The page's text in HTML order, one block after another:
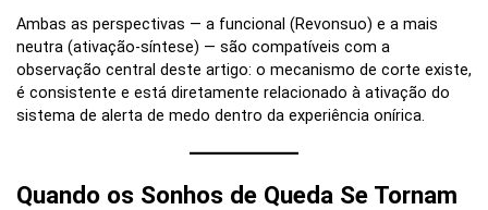
Ambas as perspectivas — a funcional (Revonsuo) e a mais
neutra (ativação-síntese) — são compatíveis com a
observação central deste artigo: o mecanismo de corte existe,
é consistente e está diretamente relacionado à ativação do
sistema de alerta de medo dentro da experiência onírica.
Quando os Sonhos de Queda Se Tornam